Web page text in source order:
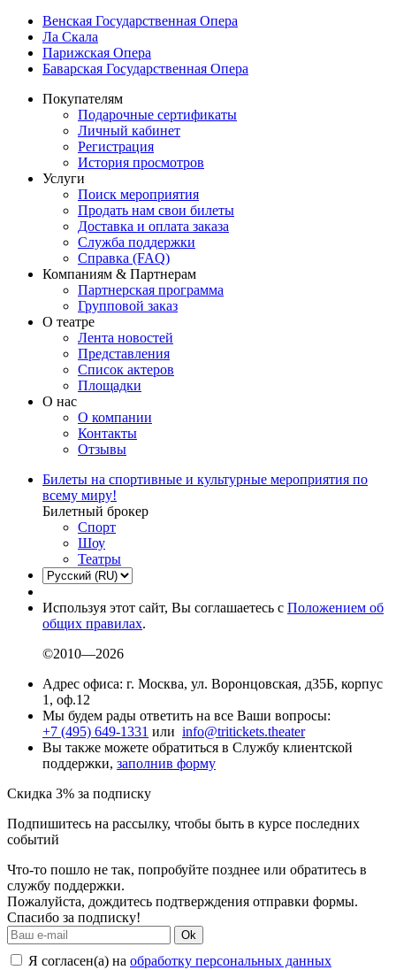
Венская Государственная Опера
Ла Скала
Парижская Опера
Баварская Государственная Опера
Покупателям
Подарочные сертификаты
Личный кабинет
Регистрация
История просмотров
Услуги
Поиск мероприятия
Продать нам свои билеты
Доставка и оплата заказа
Служба поддержки
Справка (FAQ)
Компаниям & Партнерам
Партнерская программа
Групповой заказ
О театре
Лента новостей
Представления
Список актеров
Площадки
О нас
О компании
Контакты
Отзывы
Билеты на спортивные и культурные мероприятия по
всему миру!
Билетный брокер
Спорт
Шоу
Театры
Используя этот сайт, Вы соглашаетесь с Положением об
общих правилах.
©2010—2026
Адрес офиса: г. Москва, ул. Воронцовская, д35Б, корпус
1, оф.12
Мы будем рады ответить на все Ваши вопросы:
+7 (495) 649-1331 или info@tritickets.theater
Вы также можете обратиться в Службу клиентской
поддержки, заполнив форму
Скидка 3% за подписку
Подпишитесь на рассылку, чтобы быть в курсе последних
событий
Что-то пошло не так, попробуйте позднее или обратитесь в
службу поддержки.
Пожалуйста, дождитесь подтверждения отправки формы.
Спасибо за подписку!
Ok
Я согласен(а) на обработку персональных данных